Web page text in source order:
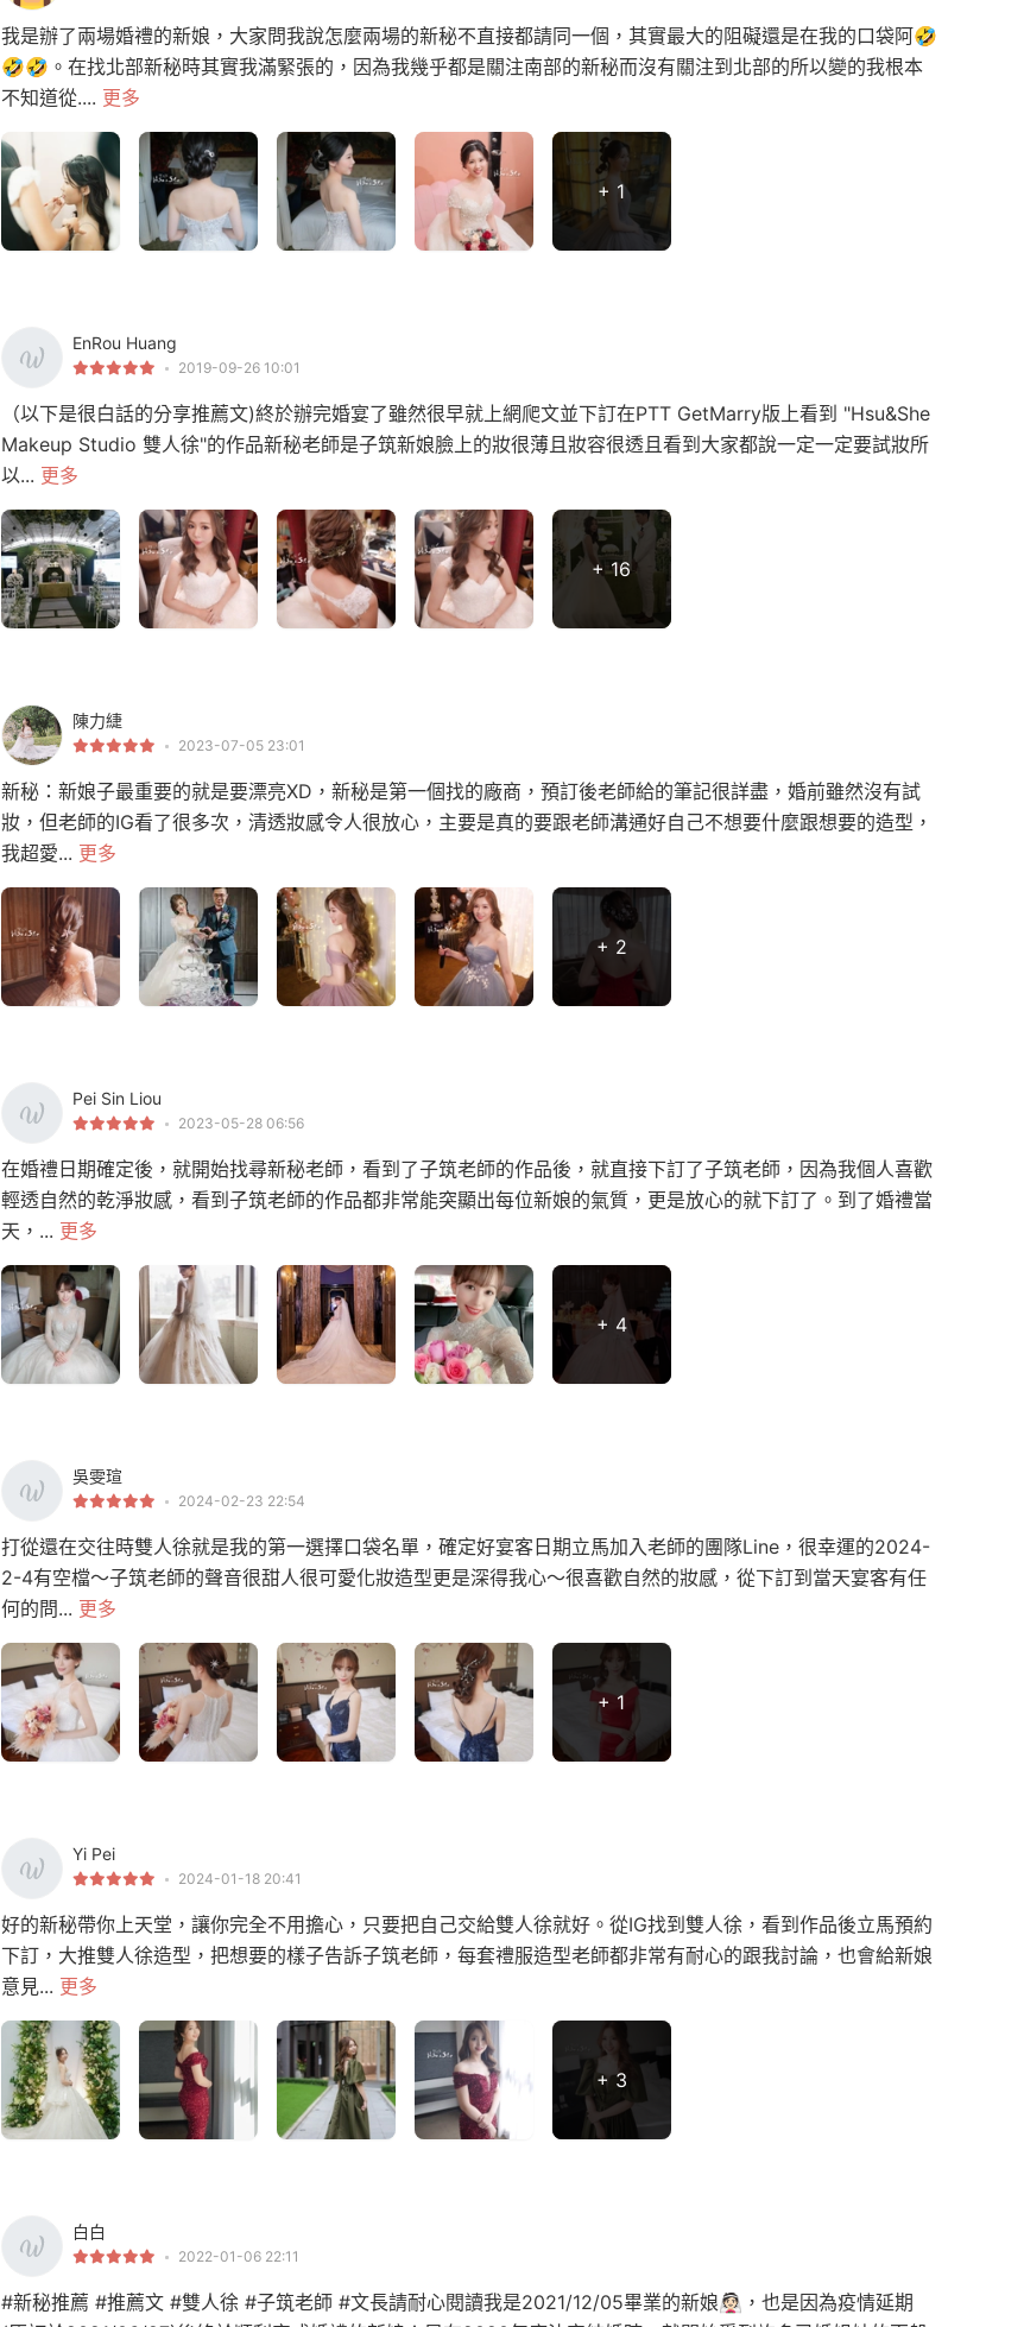
我是辦了兩場婚禮的新娘，大家問我說怎麼兩場的新秘不直接都請同一個，其實最大的阻礙還是在我的口袋阿🤣
🤣🤣。在找北部新秘時其實我滿緊張的，因為我幾乎都是關注南部的新秘而沒有關注到北部的所以變的我根本
不知道從.... 更多
+ 1
EnRou Huang
2019-09-26 10:01
（以下是很白話的分享推薦文)終於辦完婚宴了雖然很早就上網爬文並下訂在PTT GetMarry版上看到 "Hsu&She
Makeup Studio 雙人徐"的作品新秘老師是子筑新娘臉上的妝很薄且妝容很透且看到大家都說一定一定要試妝所
以... 更多
+ 16
陳力緁
2023-07-05 23:01
新秘：新娘子最重要的就是要漂亮XD，新秘是第一個找的廠商，預訂後老師給的筆記很詳盡，婚前雖然沒有試
妝，但老師的IG看了很多次，清透妝感令人很放心，主要是真的要跟老師溝通好自己不想要什麼跟想要的造型，
我超愛... 更多
+ 2
Pei Sin Liou
2023-05-28 06:56
在婚禮日期確定後，就開始找尋新秘老師，看到了子筑老師的作品後，就直接下訂了子筑老師，因為我個人喜歡
輕透自然的乾淨妝感，看到子筑老師的作品都非常能突顯出每位新娘的氣質，更是放心的就下訂了。到了婚禮當
天，... 更多
+ 4
吳雯瑄
2024-02-23 22:54
打從還在交往時雙人徐就是我的第一選擇口袋名單，確定好宴客日期立馬加入老師的團隊Line，很幸運的2024-
2-4有空檔～子筑老師的聲音很甜人很可愛化妝造型更是深得我心～很喜歡自然的妝感，從下訂到當天宴客有任
何的問... 更多
+ 1
Yi Pei
2024-01-18 20:41
好的新秘帶你上天堂，讓你完全不用擔心，只要把自己交給雙人徐就好。從IG找到雙人徐，看到作品後立馬預約
下訂，大推雙人徐造型，把想要的樣子告訴子筑老師，每套禮服造型老師都非常有耐心的跟我討論，也會給新娘
意見... 更多
+ 3
白白
2022-01-06 22:11
#新秘推薦 #推薦文 #雙人徐 #子筑老師 #文長請耐心閱讀我是2021/12/05畢業的新娘👰🏻，也是因為疫情延期